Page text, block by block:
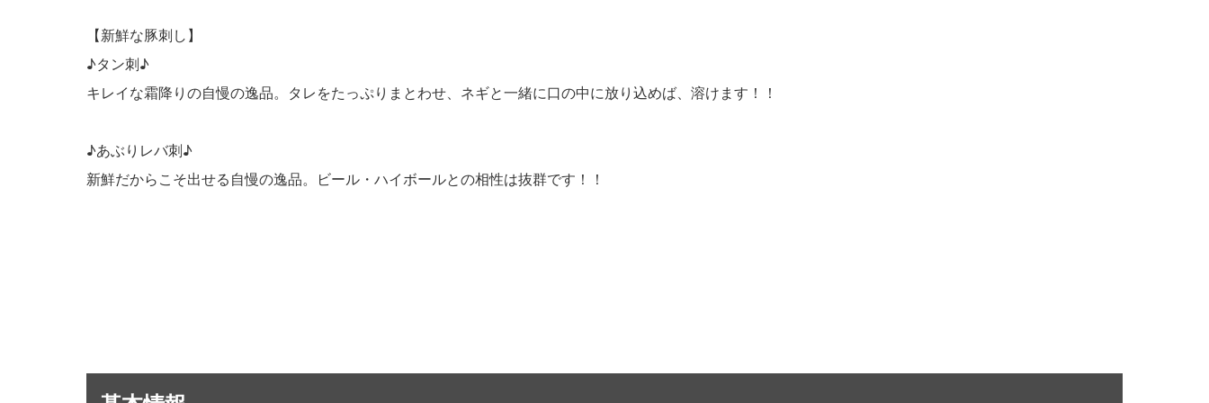
【新鮮な豚刺し】
♪タン刺♪
キレイな霜降りの自慢の逸品。タレをたっぷりまとわせ、ネギと一緒に口の中に放り込めば、溶けます！！
♪あぶりレバ刺♪
新鮮だからこそ出せる自慢の逸品。ビール・ハイボールとの相性は抜群です！！